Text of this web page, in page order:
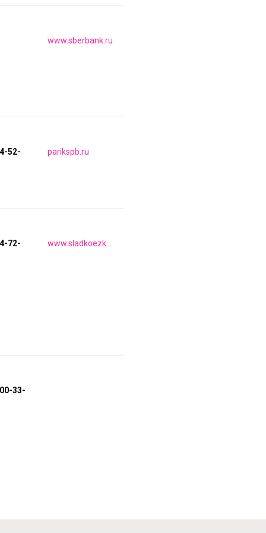
www.sberbank.ru
52-
parikspb.ru
72-
www.sladkoezka.com.ru
33-